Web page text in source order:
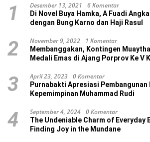
1 Desember 13, 2021 6 Komentar
Di Novel Buya Hamka, A Fuadi
dengan Bung Karno dan Haji Rasul
2 November 9, 2022 1 Komentar
Membanggakan, Kontingen
Medali Emas di Ajang Porprov Ke V
3 April 23, 2023 0 Komentar
Purnabakti Apresiasi Pembangunan
Kepemimpinan Muhammad Rudi
4 September 4, 2024 0 Komentar
The Undeniable Charm of Everyday
Finding Joy in the Mundane